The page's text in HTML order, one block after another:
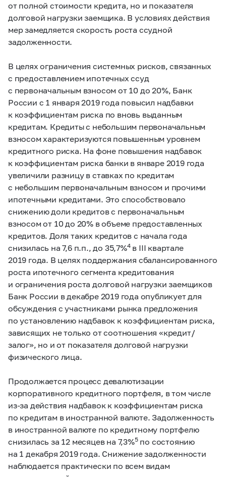
от полной стоимости кредита, но и показателя
долговой нагрузки заемщика. В условиях действия
мер замедляется скорость роста ссудной
задолженности.
В целях ограничения системных рисков, связанных
с предоставлением ипотечных ссуд
с первоначальным взносом от 10 до 20%, Банк
России с 1 января 2019 года повысил надбавки
к коэффициентам риска по вновь выданным
кредитам. Кредиты с небольшим первоначальным
взносом характеризуются повышенным уровнем
кредитного риска. На фоне повышения надбавок
к коэффициентам риска банки в январе 2019 года
увеличили разницу в ставках по кредитам
с небольшим первоначальным взносом и прочими
ипотечными кредитами. Это способствовало
снижению доли кредитов с первоначальным
взносом от 10 до 20% в объеме предоставленных
кредитов. Доля таких кредитов с начала года
снизилась на 7,6 п.п., до 35,7%4в III квартале
2019 года. В целях поддержания сбалансированного
роста ипотечного сегмента кредитования
и ограничения роста долговой нагрузки заемщиков
Банк России в декабре 2019 года опубликует для
обсуждения с участниками рынка предложения
по установлению надбавок к коэффициентам риска,
зависящих не только от соотношения «кредит/
залог», но и от показателя долговой нагрузки
физического лица.
Продолжается процесс девалютизации
корпоративного кредитного портфеля, в том числе
из-за действия надбавок к коэффициентам риска
по кредитам в иностранной валюте. Задолженность
в иностранной валюте по кредитному портфелю
снизилась за 12 месяцев на 7,3%5по состоянию
на 1 декабря 2019 года. Снижение задолженности
наблюдается практически по всем видам